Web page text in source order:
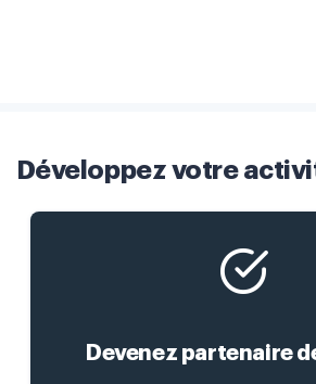
Développez votre
Devenez partenaire